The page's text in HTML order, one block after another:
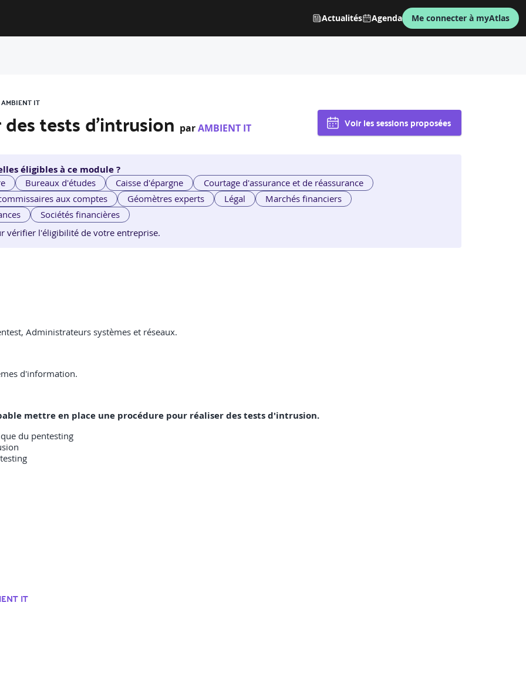
Actualités Agenda Me connecter à myAtlas
IT
des tests d'intrusion parAMBIENT IT Voir les sessions proposées
éligibles à ce module ?
Bureaux d'études Caisse d'épargne
Courtage d'assurance et de réassurance
aux comptes Géomètres experts Légal
Marchés financiers
Sociétés financières
vérifier l'éligibilité de votre entreprise.
Administrateurs systèmes et réseaux.
d'information.
mettre en place une procédure pour réaliser des tests d'intrusion.
du pentesting
IT